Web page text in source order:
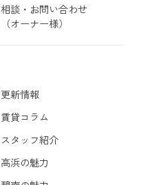
相談・お問い合わせ
（オーナー様）
更新情報
賃貸コラム
スタッフ紹介
高浜の魅力